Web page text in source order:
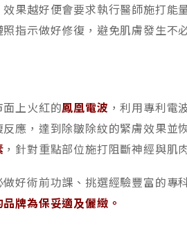
果越好便會要求執行醫師施打能
指示做好修復，避免肌膚發生不
上火紅的鳳凰電波 ，利用專利電
應，達到除皺除紋的緊膚效果並
，針對重點部位施打阻斷神經與肌
好術前功課、挑選經驗豐富的專
牌為保妥適及儷緻。